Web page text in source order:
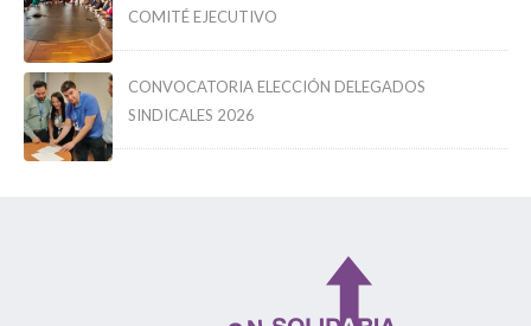
COMITÉ EJECUTIVO
CONVOCATORIA ELECCIÓN DELEGADOS
SINDICALES 2026